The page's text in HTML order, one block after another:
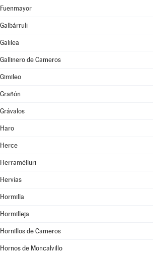
Fuenmayor
Galbárruli
Galilea
Gallinero de Cameros
Gimileo
Grañón
Grávalos
Haro
Herce
Herramélluri
Hervías
Hormilla
Hormilleja
Hornillos de Cameros
Hornos de Moncalvillo